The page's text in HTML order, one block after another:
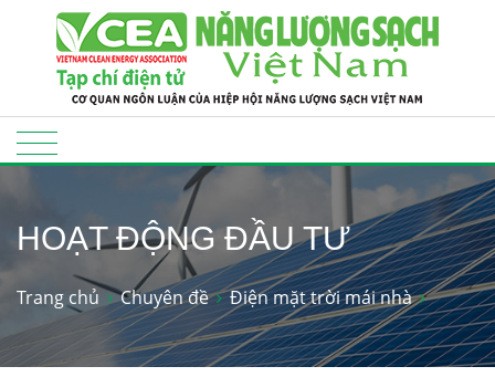
HOẠT ĐỘNG ĐẦU TƯ
Trang chủ Chuyên đề Điện mặt trời mái nhà